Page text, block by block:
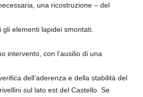
una ricostruzione – del
elementi lapidei smontati.
intervento, con l’ausilio di una
dell’aderenza e della stabilità del
sul lato est del Castello. Se